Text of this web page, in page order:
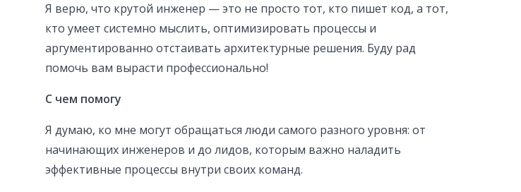
Я верю, что крутой инженер — это не просто тот, кто пишет код, а тот,
кто умеет системно мыслить, оптимизировать процессы и
аргументированно отстаивать архитектурные решения. Буду рад
помочь вам вырасти профессионально!
С чем помогу
Я думаю, ко мне могут обращаться люди самого разного уровня: от
начинающих инженеров и до лидов, которым важно наладить
эффективные процессы внутри своих команд.